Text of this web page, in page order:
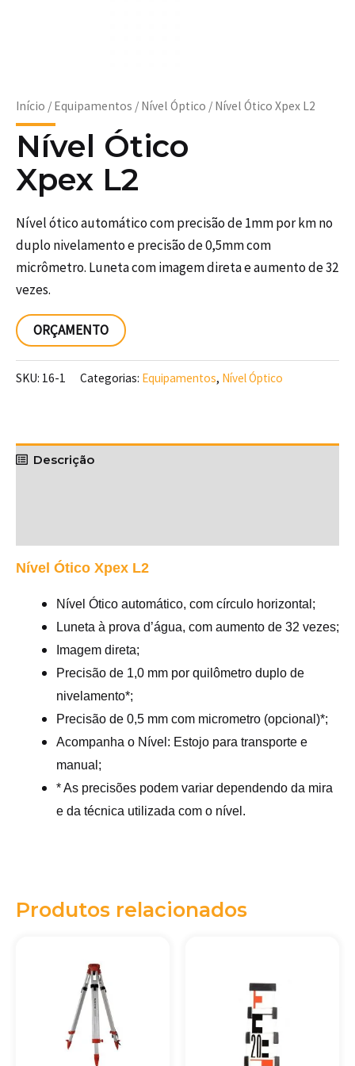
Início / Equipamentos / Nível Óptico / Nível Ótico Xpex L2
Nível Ótico
Xpex L2
Nível ótico automático com precisão de 1mm por km no
duplo nivelamento e precisão de 0,5mm com
micrômetro. Luneta com imagem direta e aumento de 32
vezes.
ORÇAMENTO
SKU: 16-1 Categorias: Equipamentos, Nível Óptico
Descrição
Nível Ótico Xpex L2
Nível Ótico automático, com círculo horizontal;
Luneta à prova d’água, com aumento de 32 vezes;
Imagem direta;
Precisão de 1,0 mm por quilômetro duplo de
nivelamento*;
Precisão de 0,5 mm com micrometro (opcional)*;
Acompanha o Nível: Estojo para transporte e
manual;
* As precisões podem variar dependendo da mira
e da técnica utilizada com o nível.
Produtos relacionados